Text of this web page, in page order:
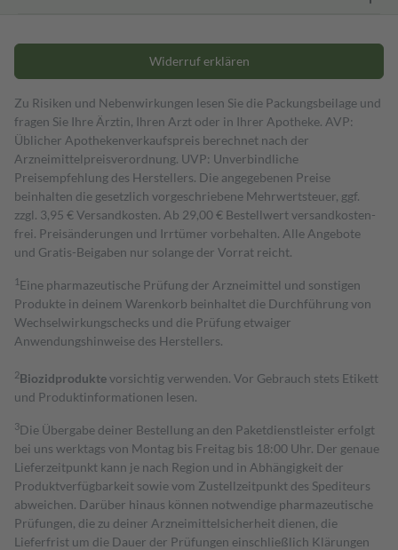
Widerruf erklären
Zu Risiken und Nebenwirkungen lesen Sie die Packungsbeilage und
fragen Sie Ihre Ärztin, Ihren Arzt oder in Ihrer Apotheke. AVP:
Üblicher Apothekenverkaufspreis berechnet nach der
Arzneimittelpreisverordnung. UVP: Unverbindliche
Preisempfehlung des Herstellers. Die angegebenen Preise
beinhalten die gesetzlich vorgeschriebene Mehrwertsteuer, ggf.
zzgl. 3,95 € Versandkosten. Ab 29,00 € Bestell­wert versand­kosten­
frei. Preisänderungen und Irrtümer vorbehalten. Alle Angebote
und Gratis-Beigaben nur solange der Vorrat reicht.
1 Eine pharmazeutische Prüfung der Arzneimittel und sonstigen
Produkte in deinem Warenkorb beinhaltet die Durchführung von
Wechselwirkungschecks und die Prüfung etwaiger
Anwendungshinweise des Herstellers.
2Biozidproduktevorsichtig verwenden. Vor Gebrauch stets Etikett
und Produktinformationen lesen.
3Die Übergabe deiner Bestellung an den Paketdienstleister erfolgt
bei uns werktags von Montag bis Freitag bis 18:00 Uhr. Der genaue
Lieferzeitpunkt kann je nach Region und in Abhängigkeit der
Produktverfügbarkeit sowie vom Zustellzeitpunkt des Spediteurs
abweichen. Darüber hinaus können notwendige pharmazeutische
Prüfungen, die zu deiner Arzneimittelsicherheit dienen, die
Lieferfrist um die Dauer der Prüfungen einschließlich Klärungen